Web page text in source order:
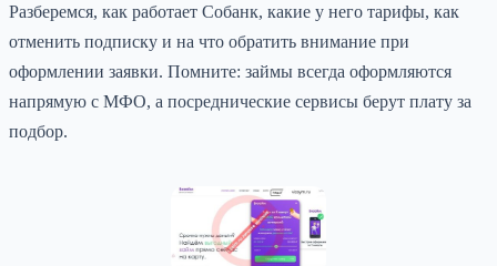
Разберемся, как работает Собанк, какие у него тарифы, как
отменить подписку и на что обратить внимание при
оформлении заявки. Помните: займы всегда оформляются
напрямую с МФО, а посреднические сервисы берут плату за
подбор.